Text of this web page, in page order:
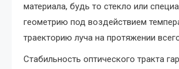
материала, будь то стекло или
геометрию под воздействием
траекторию луча на протяжении
Стабильность оптического тракта